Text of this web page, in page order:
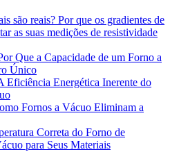
são reais? Por que os gradientes de
as suas medições de resistividade
Que a Capacidade de um Forno a
Único
Eficiência Energética Inerente do
Fornos a Vácuo Eliminam a
Correta do Forno de
para Seus Materiais